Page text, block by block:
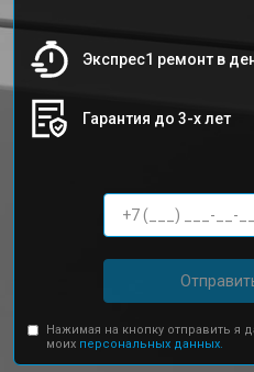
Экспрес1 ремонт в
Гарантия до 3-х лет
Нажимая на кнопку отправить я
моих персональных данных.